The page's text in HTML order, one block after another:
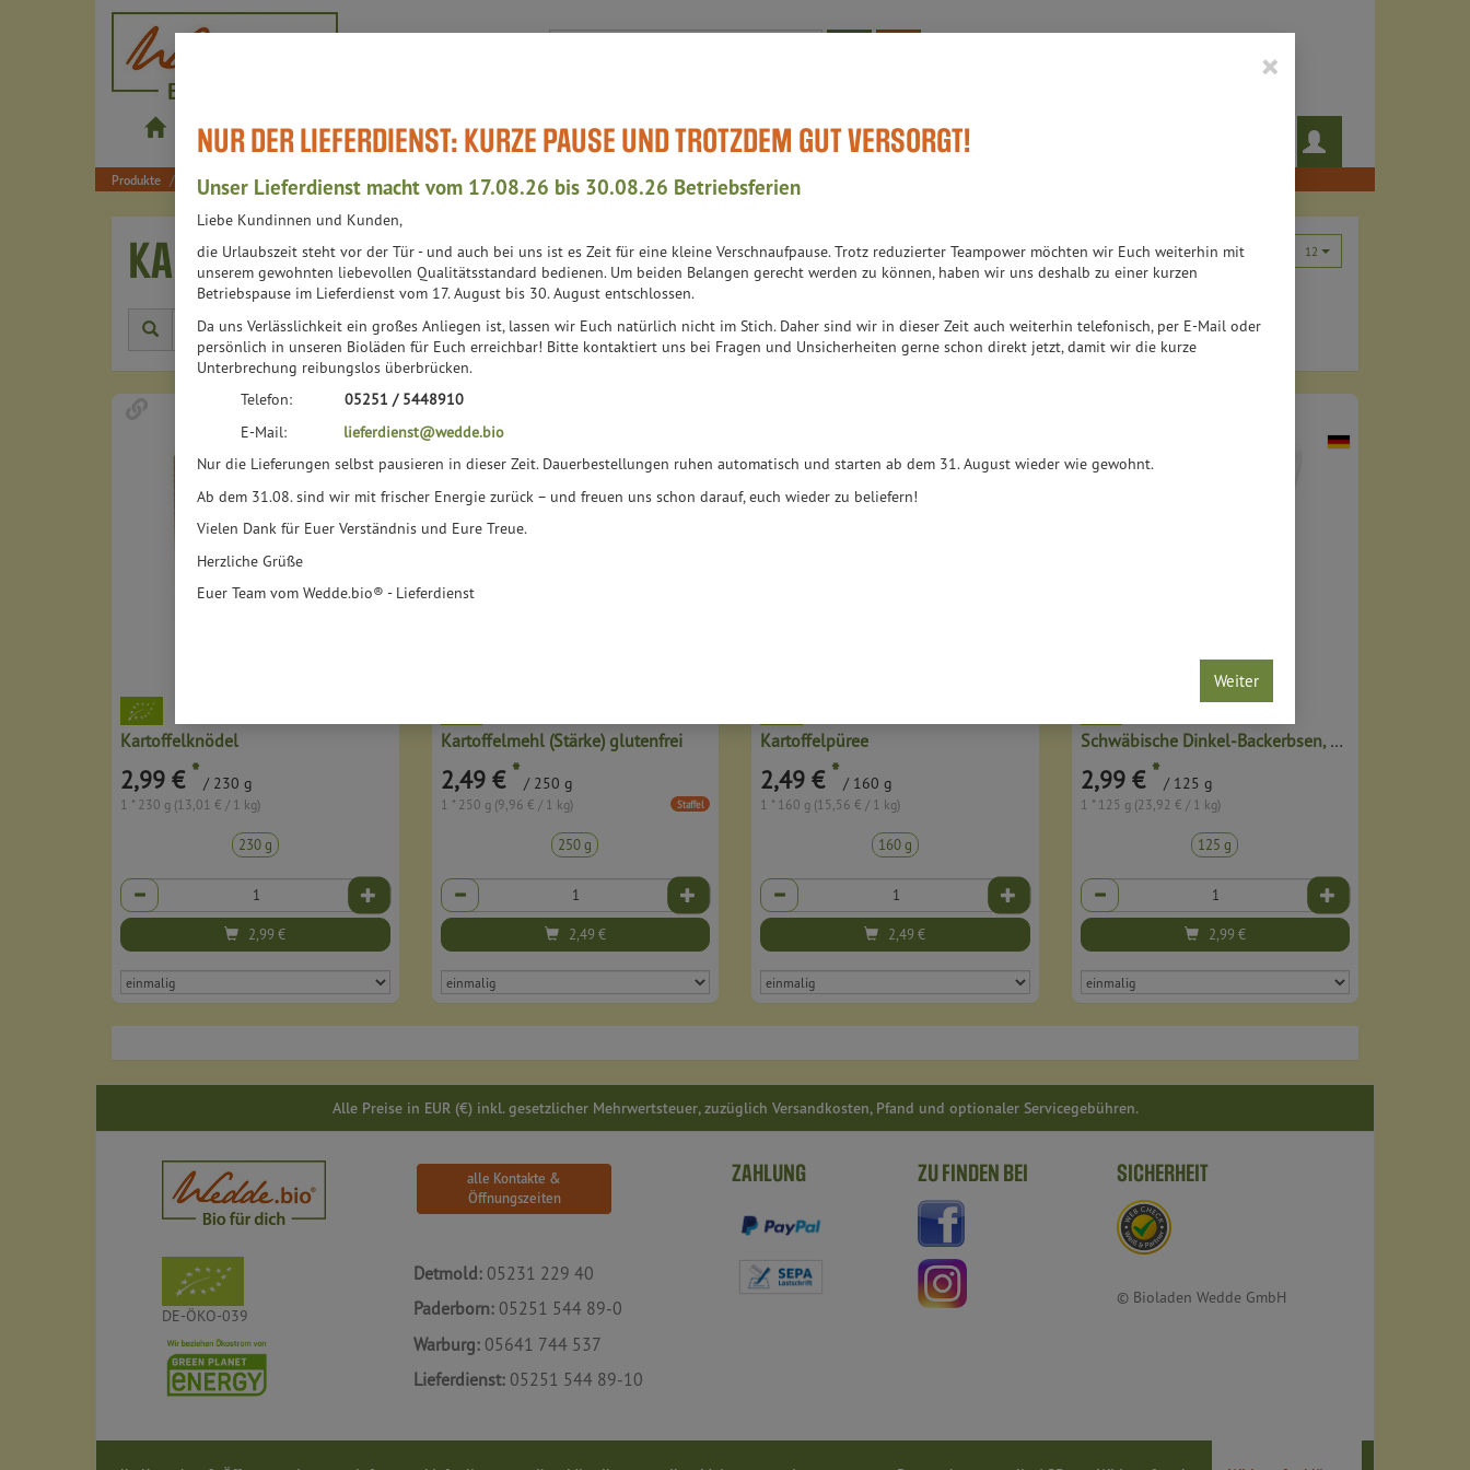
Produkt
wedde.bio
LieferdienstProdukte Shop Bistros Bioläden WissensWert Aktuell-Events Teil des Teams Auch das noch!
Produkte Lebensmittel Schnelle Küche Kartoffelerzeugnisse & Teig
×
NUR DER LIEFERDIENST: KURZE PAUSE UND TROTZDEM GUT VERSORGT!
Unser Lieferdienst macht vom 17.08.26 bis 30.08.26 Betriebsferien
Liebe Kundinnen und Kunden,
die Urlaubszeit steht vor der Tür - und auch bei uns ist es Zeit für eine kleine Verschnaufpause. Trotz reduzierter Teampower möchten wir Euch weiterhin mit
unserem gewohnten liebevollen Qualitätsstandard bedienen. Um beiden Belangen gerecht werden zu können, haben wir uns deshalb zu einer kurzen
Betriebspause im Lieferdienst vom 17. August bis 30. August entschlossen.
Da uns Verlässlichkeit ein großes Anliegen ist, lassen wir Euch natürlich nicht im Stich. Daher sind wir in dieser Zeit auch weiterhin telefonisch, per E-Mail oder
persönlich in unseren Bioläden für Euch erreichbar! Bitte kontaktiert uns bei Fragen und Unsicherheiten gerne schon direkt jetzt, damit wir die kurze
Unterbrechung reibungslos überbrücken.
Telefon: 05251 / 5448910
E-Mail: lieferdienst@wedde.bio
Nur die Lieferungen selbst pausieren in dieser Zeit. Dauerbestellungen ruhen automatisch und starten ab dem 31. August wieder wie gewohnt.
Ab dem 31.08. sind wir mit frischer Energie zurück – und freuen uns schon darauf, euch wieder zu beliefern!
Vielen Dank für Euer Verständnis und Eure Treue.
Herzliche Grüße
Euer Team vom Wedde.bio® - Lieferdienst
Weiter
KARTOFFELERZEUGNISSE & TEIG 4 VON 6313
12
Hersteller Ernährung Allergene
Kartoffelknödel
2,99 € * / 230 g
1 * 230 g (13,01 € / 1 kg)
230 g
Anzahl
2,99€
Kartoffelmehl (Stärke) glutenfrei
2,49 €* / 250 g
1 * 250 g (9,96 € / 1 kg) Staffel
250 g
Anzahl
2,49€
Kartoffelpüree
2,49 € * / 160 g
1 * 160 g (15,56 € / 1 kg)
160 g
Anzahl
2,49€
Schwäbische Dinkel-Backerbsen, kbA
2,99 €* / 125 g
1 * 125 g (23,92 € / 1 kg)
125 g
Anzahl
2,99€
Alle Preise in EUR (€) inkl. gesetzlicher Mehrwertsteuer, zuzüglich Versandkosten, Pfand und optionaler Servicegebühren.
DE-ÖKO-039
alle Kontakte &
Öffnungszeiten
Detmold: 05231 229 40
Paderborn: 05251 544 89-0
Warburg: 05641 744 537
Lieferdienst: 05251 544 89-10
ZAHLUNG ZU FINDEN BEI SICHERHEIT
© Bioladen Wedde GmbH